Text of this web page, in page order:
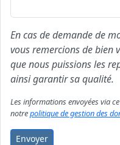
En cas de demande de
vous remercions de bien
que nous puissions les
ainsi garantir sa qualité.
Les informations envoyées via
notrepolitique de gestion des
Envoyer